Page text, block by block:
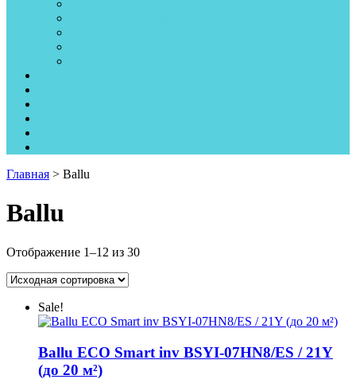
Главная > Ballu
Ballu
Отображение 1–12 из 30
Sale!
Ballu ECO Smart inv BSYI-07HN8/ES / 21Y
(до 20 м²)